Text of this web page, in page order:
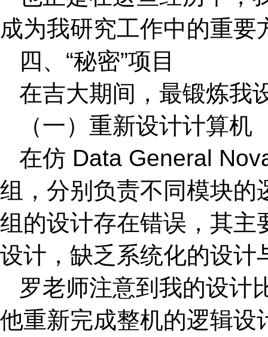
成为我研究工作中的重要
四、“秘密”项目
在吉大期间，最锻炼我
（一）重新设计计算机
在仿 Data General
组，分别负责不同模块的
组的设计存在错误，其主
设计，缺乏系统化的设计
罗老师注意到我的设计
他重新完成整机的逻辑设